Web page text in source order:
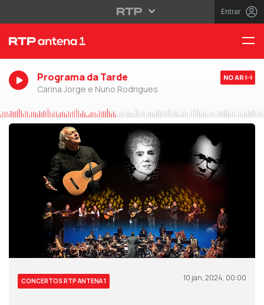
Entrar
Programa da Tarde
Carina Jorge e Nuno Rodrigues
NO AR
CONCERTOS RTP ANTENA 1 10 jan, 2024, 00:00